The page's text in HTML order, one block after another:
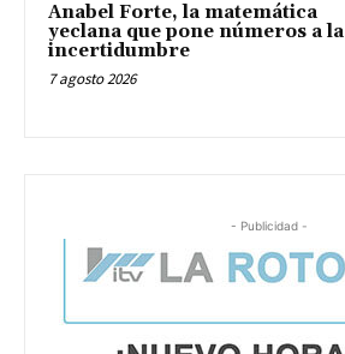
Anabel Forte, la matemática
yeclana que pone números a la
incertidumbre
7 agosto 2026
- Publicidad -